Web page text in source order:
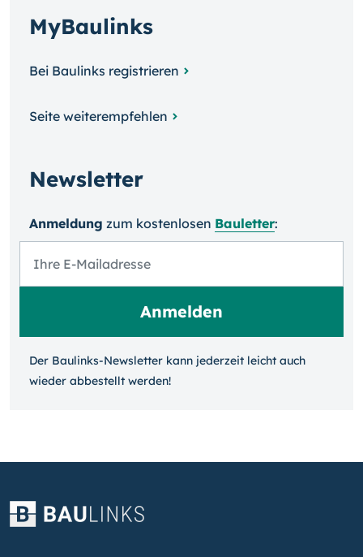
MyBaulinks
Bei Baulinks registrieren
Seite weiterempfehlen
Newsletter
Anmeldung zum kosten­losen Bauletter:
Der Baulinks-Newsletter kann jeder­zeit leicht auch
wieder ab­bestellt werden!